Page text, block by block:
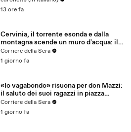
13 ore fa
Cervinia, il torrente esonda e dalla
montagna scende un muro d'acqua: il
video del nubifragio
Corriere della Sera
1 giorno fa
«Io vagabondo» risuona per don Mazzi:
il saluto dei suoi ragazzi in piazza
Sant'Ambrogio
Corriere della Sera
1 giorno fa